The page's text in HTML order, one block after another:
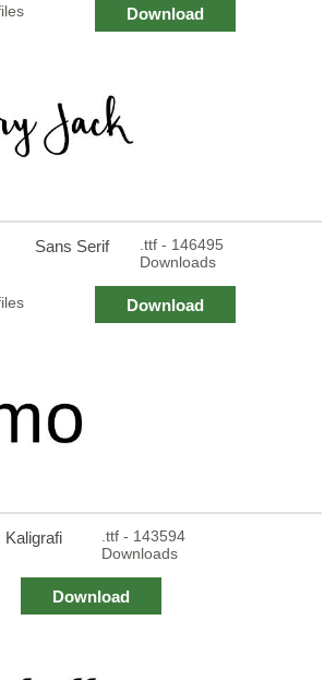
Download
Sans Serif
.ttf - 146495
Downloads
Download
Kaligrafi
.ttf - 143594
Downloads
Download